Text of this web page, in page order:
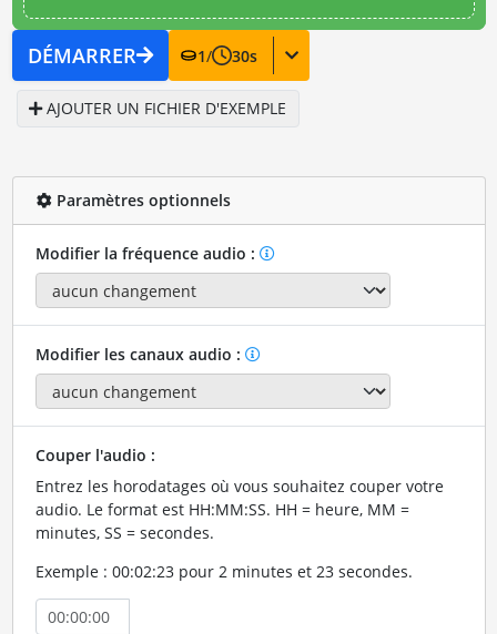
DÉMARRER 1/ 30s
AJOUTER UN FICHIER D'EXEMPLE
Paramètres optionnels
Modifier la fréquence audio :
Modifier les canaux audio :
Couper l'audio :
Entrez les horodatages où vous souhaitez couper votre
audio. Le format est HH:MM:SS. HH = heure, MM =
minutes, SS = secondes.
Exemple : 00:02:23 pour 2 minutes et 23 secondes.